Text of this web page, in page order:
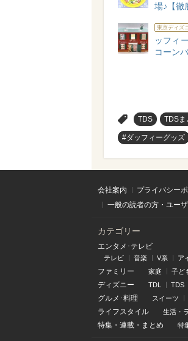
場♪【徹
東京ディズ
ッフィ
コーン
TDS TDSま
#ダッフィーグッズ
会社案内 プライバシー
一般の読者の方・ユー
カテゴリー
エンタメ･テレビ
テレビ 音楽 V系 ア
ファミリー 家庭 子ど
ディズニー TDL TDS
グルメ･料理 スイーツ
ライフスタイル 生活・
特集 ・ 連載 ・ まとめ 特